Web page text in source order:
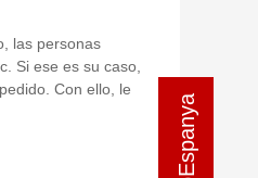
las personas
Si ese es su caso,
Con ello, le